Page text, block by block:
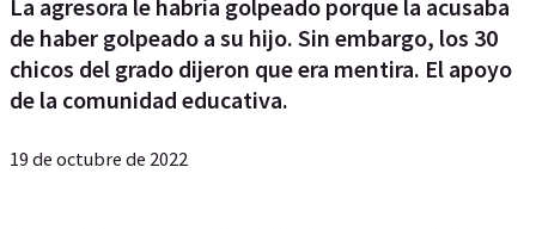
La agresora le habría golpeado porque la acusaba
de haber golpeado a su hijo. Sin embargo, los 30
chicos del grado dijeron que era mentira. El apoyo
de la comunidad educativa.
19 de octubre de 2022